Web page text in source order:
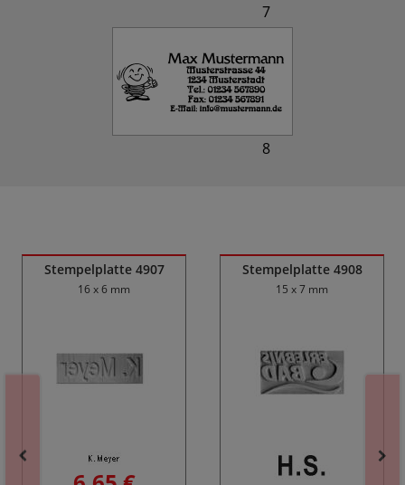
7
8
Stempelplatte 4907
16 x 6 mm
Stempelplatte 4908
15 x 7 mm